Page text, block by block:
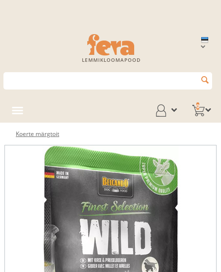
LEMMIKLOOMAPOOD
0
Koerte märgtoit